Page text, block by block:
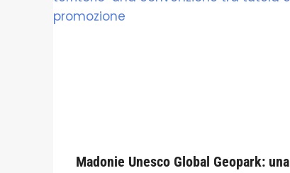
Madonie Unesco Global Geopark: una